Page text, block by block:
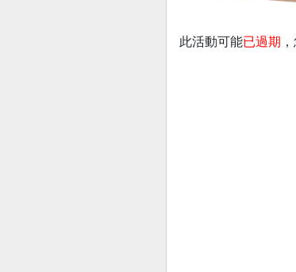
此活動可能已過期